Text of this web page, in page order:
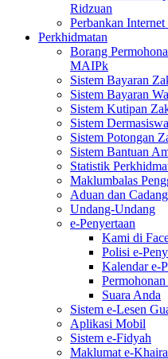
Ridzuan
Perbankan
Perkhidmatan
Borang
MAIPk
Sistem Bayaran
Sistem Bayaran
Sistem Kutipan
Sistem
Sistem Potongan
Sistem Bantuan
Statistik
Maklumbalas
Aduan dan
Undang-Undang
e-Penyertaan
Kami di
Polisi e-
Kalendar e-
Suara Anda
Sistem e-Lesen
Aplikasi Mobil
Sistem e-Fidyah
Maklumat e-